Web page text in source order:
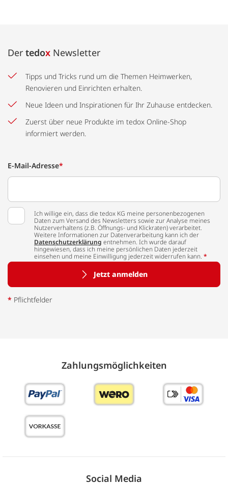
Der tedox Newsletter
Tipps und Tricks rund um die Themen Heimwerken,
Renovieren und Einrichten erhalten.
Neue Ideen und Inspirationen für Ihr Zuhause entdecken.
Zuerst über neue Produkte im tedox Online-Shop
informiert werden.
E-Mail-Adresse*
Ich willige ein, dass die tedox KG meine personenbezogenen
Daten zum Versand des Newsletters sowie zur Analyse meines
Nutzerverhaltens (z.B. Öffnungs- und Klickraten) verarbeitet.
Weitere Informationen zur Datenverarbeitung kann ich der
Datenschutzerklärung entnehmen. Ich wurde darauf
hingewiesen, dass ich meine persönlichen Daten jederzeit
einsehen und meine Einwilligung jederzeit widerrufen kann. *
Jetzt anmelden
* Pflichtfelder
Zahlungs­möglich­keiten
Social Media